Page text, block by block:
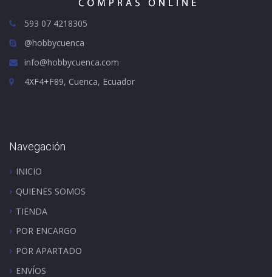
593 07 4218305
@hobbycuenca
info@hobbycuenca.com
4XF4+F89, Cuenca, Ecuador
Navegación
INICIO
QUIENES SOMOS
TIENDA
POR ENCARGO
POR APARTADO
ENVÍOS